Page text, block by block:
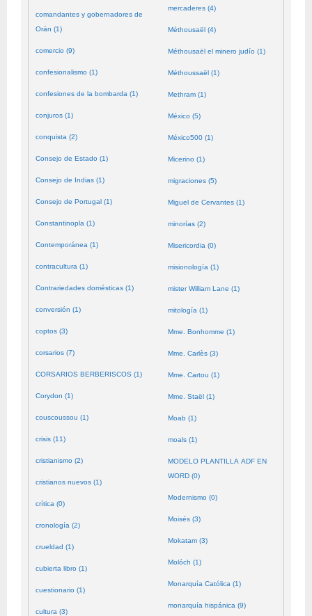
comandantes y gobernadores de
Orán (1)
comercio (9)
confesionalismo (1)
confesiones de la bombarda (1)
conjuros (1)
conquista (2)
Consejo de Estado (1)
Consejo de Indias (1)
Consejo de Portugal (1)
Constantinopla (1)
Contemporánea (1)
contracultura (1)
Contrariedades domésticas (1)
conversión (1)
coptos (3)
corsarios (7)
CORSARIOS BERBERISCOS (1)
Corydon (1)
couscoussou (1)
crisis (11)
cristianismo (2)
cristianos nuevos (1)
crítica (0)
cronología (2)
crueldad (1)
cubierta libro (1)
cuestionario (1)
cultura (3)
mercaderes (4)
Méthousaël (4)
Méthousaël el minero judío (1)
Méthoussaël (1)
Methram (1)
México (5)
México500 (1)
Micerino (1)
migraciones (5)
Miguel de Cervantes (1)
minorías (2)
Misericordia (0)
misionología (1)
mister William Lane (1)
mitología (1)
Mme. Bonhomme (1)
Mme. Carlès (3)
Mme. Cartou (1)
Mme. Staël (1)
Moab (1)
moals (1)
MODELO PLANTILLA ADF EN
WORD (0)
Modernismo (0)
Moisés (3)
Mokatam (3)
Molóch (1)
Monarquía Católica (1)
monarquía hispánica (9)